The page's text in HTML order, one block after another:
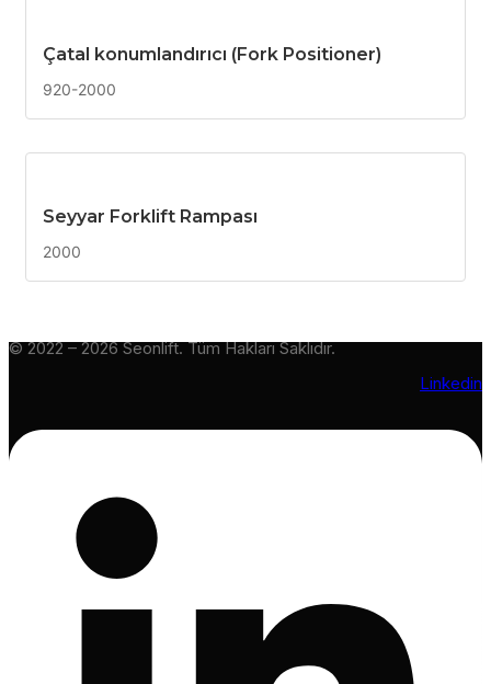
Çatal konumlandırıcı (Fork Positioner)
920-2000
Seyyar Forklift Rampası
2000
© 2022 – 2026 Seonlift. Tüm Hakları Saklıdır.
Linkedin